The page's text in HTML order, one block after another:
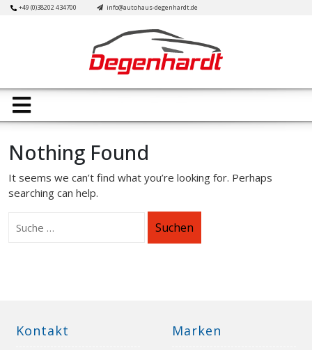
Skip+49 (0)38202 434700 info@autohaus-degenhardt.de
Open
Nothing Found
It seems we can’t find what you’re looking for. Perhaps
searching can help.
Suchen
Kontakt Marken